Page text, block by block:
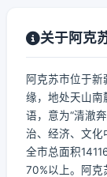
关于阿克
阿克苏市位于
缘，地处天山南
语，意为“清澈
治、经济、文化
全市总面积
70%以上。阿克